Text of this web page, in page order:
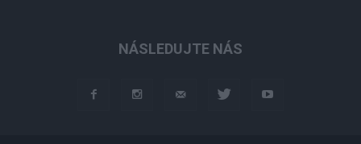
NÁSLEDUJTE NÁS